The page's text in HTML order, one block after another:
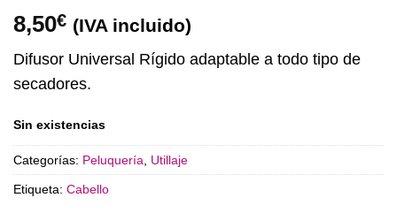
8,50€ (IVA incluido)
Difusor Universal Rígido adaptable a todo tipo de
secadores.
Sin existencias
Categorías: Peluquería, Utillaje
Etiqueta: Cabello